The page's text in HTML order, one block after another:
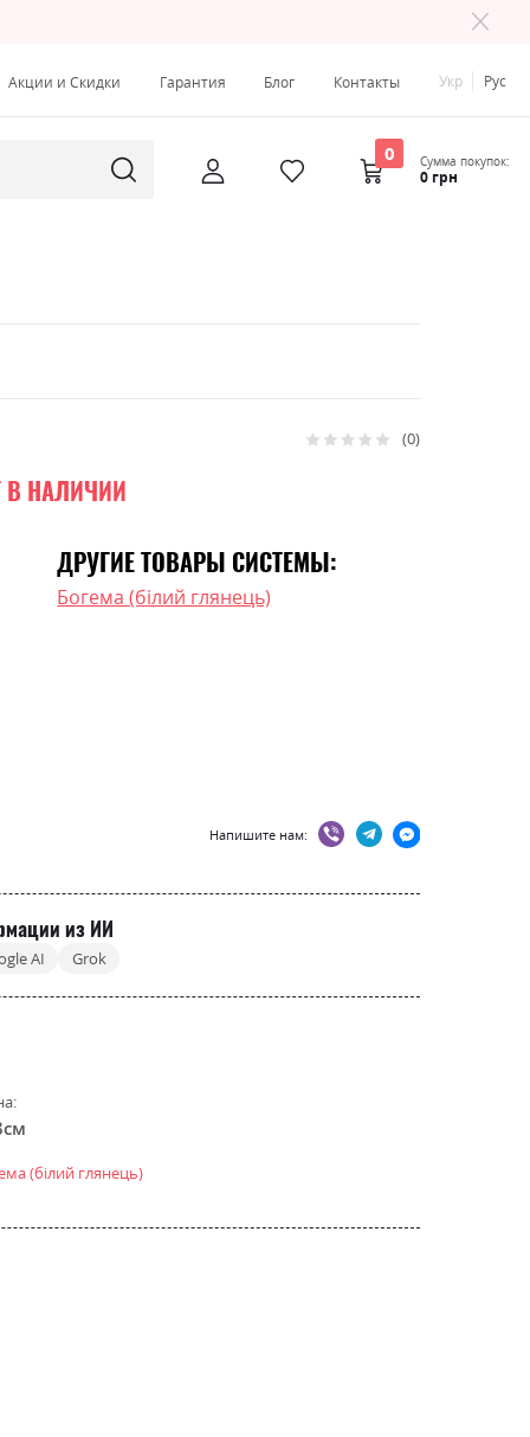
Акции и Скидки Гарантия Блог Контакты Укр Рус
0 Сумма покупок:
0 грн
Рейтинг: 0
В НАЛИЧИИ
ДРУГИЕ ТОВАРЫ СИСТЕМЫ:
Богема (білий глянець)
Напишите нам:
из ИИ
AI Grok
(білий глянець)